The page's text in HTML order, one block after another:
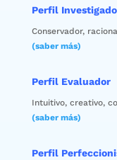
Perfil
Conservador,
(saber más)
Perfil Evaluador
Intuitivo, creativo,
(saber más)
Perfil